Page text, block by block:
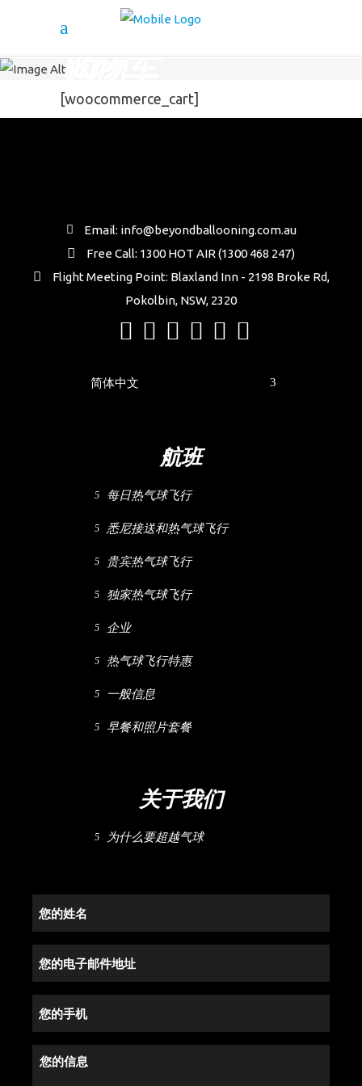
购物车
[woocommerce_cart]
Email: info@beyondballooning.com.au
Free Call: 1300 HOT AIR (1300 468 247)
Flight Meeting Point: Blaxland Inn - 2198 Broke Rd,
Pokolbin, NSW, 2320
简体中文
航班
每日热气球飞行
悉尼接送和热气球飞行
贵宾热气球飞行
独家热气球飞行
企业
热气球飞行特惠
一般信息
早餐和照片套餐
关于我们
为什么要超越气球
您
姓
名
(Required)
您
电
子
邮
件
您
手
机
您